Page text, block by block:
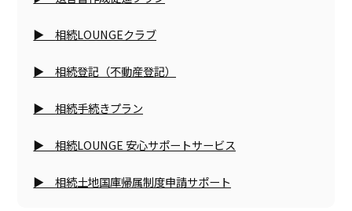
▶相続LOUNGEクラブ
▶相続登記（不動産登記）
▶相続手続きプラン
▶相続LOUNGE 安心サポートサービス
▶相続土地国庫帰属制度申請サポート